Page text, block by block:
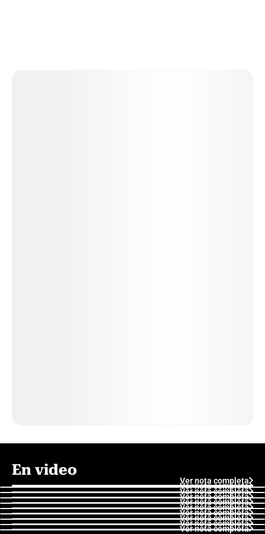
En video
Ver nota completa
Ver nota completa
Ver nota completa
Ver nota completa
Ver nota completa
Ver nota completa
Ver nota completa
Ver nota completa
Ver nota completa
Ver nota completa